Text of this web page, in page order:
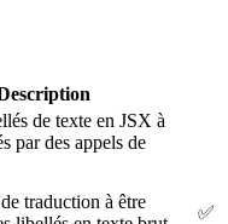
de texte en JSX à
par des appels de
traduction à être
✅